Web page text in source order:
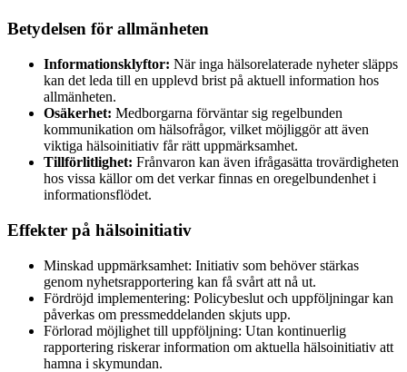
Betydelsen för allmänheten
Informationsklyftor: När inga hälsorelaterade nyheter släpps
kan det leda till en upplevd brist på aktuell information hos
allmänheten.
Osäkerhet: Medborgarna förväntar sig regelbunden
kommunikation om hälsofrågor, vilket möjliggör att även
viktiga hälsoinitiativ får rätt uppmärksamhet.
Tillförlitlighet: Frånvaron kan även ifrågasätta trovärdigheten
hos vissa källor om det verkar finnas en oregelbundenhet i
informationsflödet.
Effekter på hälsoinitiativ
Minskad uppmärksamhet: Initiativ som behöver stärkas
genom nyhetsrapportering kan få svårt att nå ut.
Fördröjd implementering: Policybeslut och uppföljningar kan
påverkas om pressmeddelanden skjuts upp.
Förlorad möjlighet till uppföljning: Utan kontinuerlig
rapportering riskerar information om aktuella hälsoinitiativ att
hamna i skymundan.